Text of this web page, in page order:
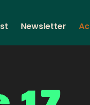
Newsletter